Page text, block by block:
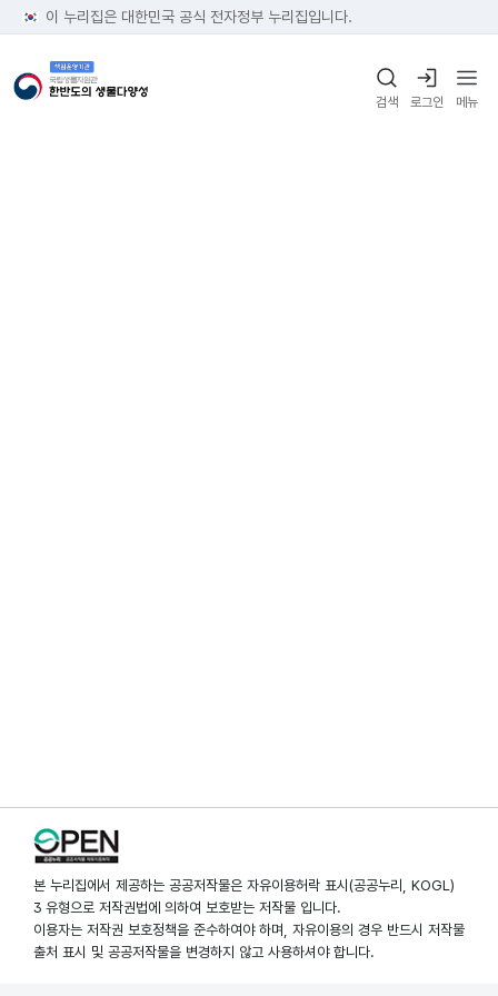
이 누리집은 대한민국 공식 전자정부 누리집입니다.
검색 로그인 메뉴
본 누리집에서 제공하는 공공저작물은 자유이용허락 표시(공공누리, KOGL)
3 유형으로 저작권법에 의하여 보호받는 저작물 입니다.
이용자는 저작권 보호정책을 준수하여야 하며, 자유이용의 경우 반드시 저작물
출처 표시 및 공공저작물을 변경하지 않고 사용하셔야 합니다.